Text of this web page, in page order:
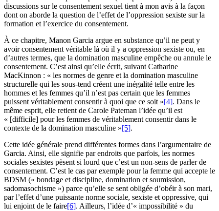
discussions sur le consentement sexuel tient à mon avis à la façon
dont on aborde la question de l’effet de l’oppression sexiste sur la
formation et l’exercice du consentement.
À ce chapitre, Manon Garcia argue en substance qu’il ne peut y
avoir consentement véritable là où il y a oppression sexiste ou, en
d’autres termes, que la domination masculine empêche ou annule le
consentement. C’est ainsi qu’elle écrit, suivant Catharine
MacKinnon : « les normes de genre et la domination masculine
structurelle qui les sous-tend créent une inégalité telle entre les
hommes et les femmes qu’il n’est pas certain que les femmes
puissent véritablement consentir à quoi que ce soit »[4]. Dans le
même esprit, elle retient de Carole Pateman l’idée qu’il est
« [difficile] pour les femmes de véritablement consentir dans le
contexte de la domination masculine »[5].
Cette idée générale prend différentes formes dans l’argumentaire de
Garcia. Ainsi, elle signifie par endroits que parfois, les normes
sociales sexistes pèsent si lourd que c’est un non-sens de parler de
consentement. C’est le cas par exemple pour la femme qui accepte le
BDSM (« bondage et discipline, domination et soumission,
sadomasochisme ») parce qu’elle se sent obligée d’obéir à son mari,
par l’effet d’une puissante norme sociale, sexiste et oppressive, qui
lui enjoint de le faire[6]. Ailleurs, l’idée d’« impossibilité » du